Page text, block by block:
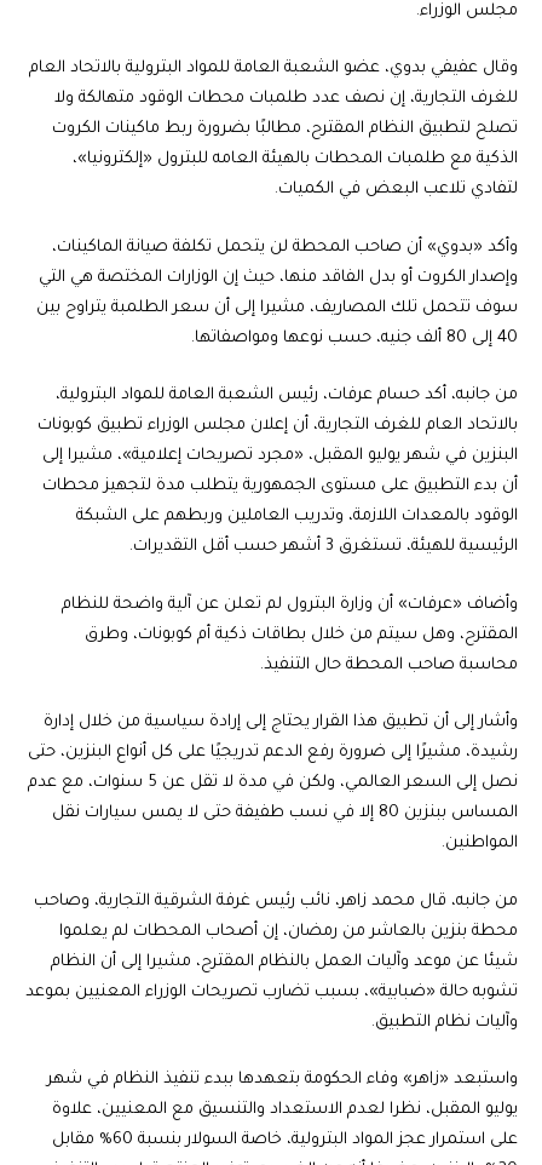
مجلس الوزراء.
وقال عفيفي بدوي، عضو الشعبة العامة للمواد البترولية بالاتحاد العام
للغرف التجارية، إن نصف عدد طلمبات محطات الوقود متهالكة ولا
تصلح لتطبيق النظام المقترح، مطالبًا بضرورة ربط ماكينات الكروت
الذكية مع طلمبات المحطات بالهيئة العامه للبترول «إلكترونيا»،
لتفادي تلاعب البعض في الكميات.
وأكد «بدوي» أن صاحب المحطة لن يتحمل تكلفة صيانة الماكينات،
وإصدار الكروت أو بدل الفاقد منها، حيث إن الوزارات المختصة هي التي
سوف تتحمل تلك المصاريف، مشيرا إلى أن سعر الطلمبة يتراوح بين
40 إلى 80 ألف جنيه، حسب نوعها ومواصفاتها.
من جانبه، أكد حسام عرفات، رئيس الشعبة العامة للمواد البترولية،
بالاتحاد العام للغرف التجارية، أن إعلان مجلس الوزراء تطبيق كوبونات
البنزين في شهر يوليو المقبل، «مجرد تصريحات إعلامية»، مشيرا إلى
أن بدء التطبيق على مستوى الجمهورية يتطلب مدة لتجهيز محطات
الوقود بالمعدات اللازمة، وتدريب العاملين وربطهم على الشبكة
الرئيسية للهيئة، تستغرق 3 أشهر حسب أقل التقديرات.
وأضاف «عرفات» أن وزارة البترول لم تعلن عن آلية واضحة للنظام
المقترح، وهل سيتم من خلال بطاقات ذكية أم كوبونات، وطرق
محاسبة صاحب المحطة حال التنفيذ.
وأشار إلى أن تطبيق هذا القرار يحتاج إلى إرادة سياسية من خلال إدارة
رشيدة، مشيرًا إلى ضرورة رفع الدعم تدريجيًا على كل أنواع البنزين، حتى
نصل إلى السعر العالمي، ولكن في مدة لا تقل عن 5 سنوات، مع عدم
المساس ببنزين 80 إلا في نسب طفيفة حتى لا يمس سيارات نقل
المواطنين.
من جانبه، قال محمد زاهر، نائب رئيس غرفة الشرقية التجارية، وصاحب
محطة بنزين بالعاشر من رمضان، إن أصحاب المحطات لم يعلموا
شيئا عن موعد وآليات العمل بالنظام المقترح، مشيرا إلى أن النظام
تشوبه حالة «ضبابية»، بسبب تضارب تصريحات الوزراء المعنيين بموعد
وآليات نظام التطبيق.
واستبعد «زاهر» وفاء الحكومة بتعهدها ببدء تنفيذ النظام في شهر
يوليو المقبل، نظرا لعدم الاستعداد والتنسيق مع المعنيين، علاوة
على استمرار عجز المواد البترولية، خاصة السولار بنسبة 60% مقابل